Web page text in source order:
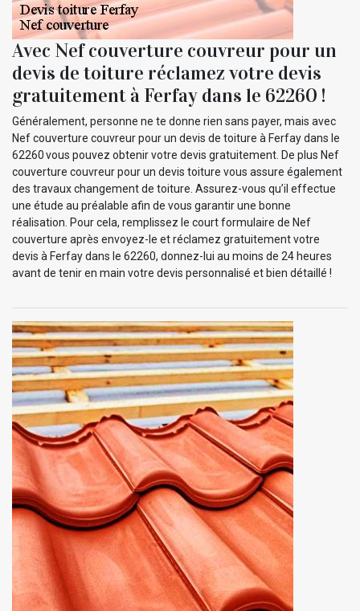
Avec Nef couverture couvreur pour un
devis de toiture réclamez votre devis
gratuitement à Ferfay dans le 62260 !
Généralement, personne ne te donne rien sans payer, mais avec
Nef couverture couvreur pour un devis de toiture à Ferfay dans le
62260 vous pouvez obtenir votre devis gratuitement. De plus Nef
couverture couvreur pour un devis toiture vous assure également
des travaux changement de toiture. Assurez-vous qu’il effectue
une étude au préalable afin de vous garantir une bonne
réalisation. Pour cela, remplissez le court formulaire de Nef
couverture après envoyez-le et réclamez gratuitement votre
devis à Ferfay dans le 62260, donnez-lui au moins de 24 heures
avant de tenir en main votre devis personnalisé et bien détaillé !